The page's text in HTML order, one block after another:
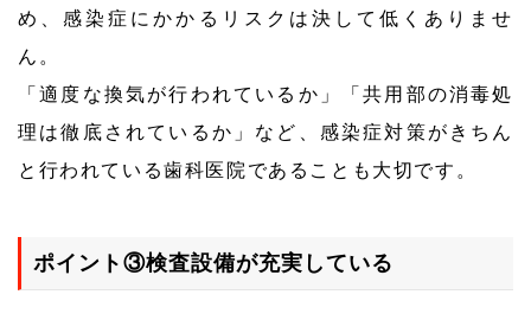
め、感染症にかかるリスクは決して低くありませ
ん。
「適度な換気が行われているか」「共用部の消毒処
理は徹底されているか」など、感染症対策がきちん
と行われている歯科医院であることも大切です。
ポイント③検査設備が充実している